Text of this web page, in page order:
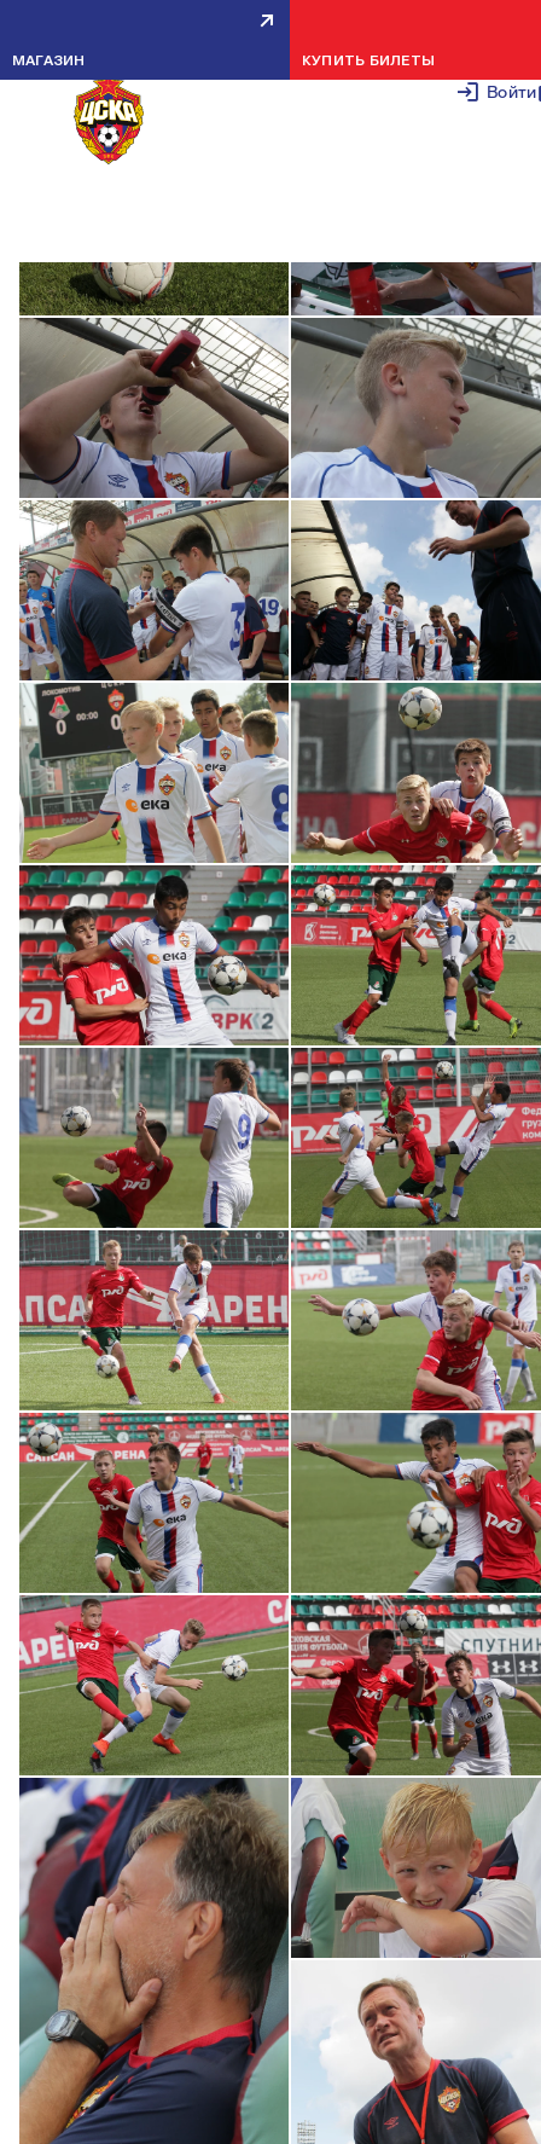
Войти
МАГАЗИН КУПИТЬ БИЛЕТЫ
ЛОКОМОТИВ U-13 — ПФК ЦСКА U-13 —
0:2
1 СЕНТЯБРЯ